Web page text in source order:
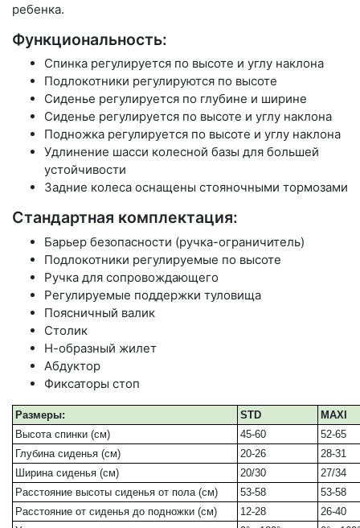
ребенка.
Функциональность:
Спинка регулируется по высоте и углу наклона
Подлокотники регулируются по высоте
Сиденье регулируется по глубине и ширине
Сиденье регулируется по высоте и углу наклона
Подножка регулируется по высоте и углу наклона
Удлинение шасси колесной базы для большей
устойчивости
Задние колеса оснащены стояночными тормозами
Стандартная комплектация:
Барьер безопасности (ручка-ограничитель)
Подлокотники регулируемые по высоте
Ручка для сопровождающего
Регулируемые поддержки туловища
Поясничный валик
Столик
Н-образный жилет
Абдуктор
Фиксаторы стоп
Размеры: STD
MAXI
Высота спинки (см)
45-60
52-65
Глубина сиденья (см)
20-26
28-31
Ширина сиденья (см)
20/30
27/34
Расстояние высоты сиденья от пола (см)
53-58
53-58
Расстояние от сиденья до подножки (см)
12-28
26-40